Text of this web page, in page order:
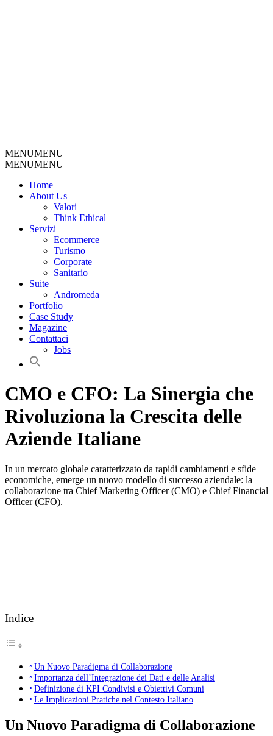
MENUMENU
MENUMENU
Home
About Us
Valori
Think Ethical
Servizi
Ecommerce
Turismo
Corporate
Sanitario
Suite
Andromeda
Portfolio
Case Study
Magazine
Contattaci
Jobs
CMO e CFO: La Sinergia che
Rivoluziona la Crescita delle
Aziende Italiane
In un mercato globale caratterizzato da rapidi cambiamenti e sfide
economiche, emerge un nuovo modello di successo aziendale: la
collaborazione tra Chief Marketing Officer (CMO) e Chief Financial
Officer (CFO).
Indice
Un Nuovo Paradigma di Collaborazione
Importanza dell’Integrazione dei Dati e delle Analisi
Definizione di KPI Condivisi e Obiettivi Comuni
Le Implicazioni Pratiche nel Contesto Italiano
Un Nuovo Paradigma di Collaborazione